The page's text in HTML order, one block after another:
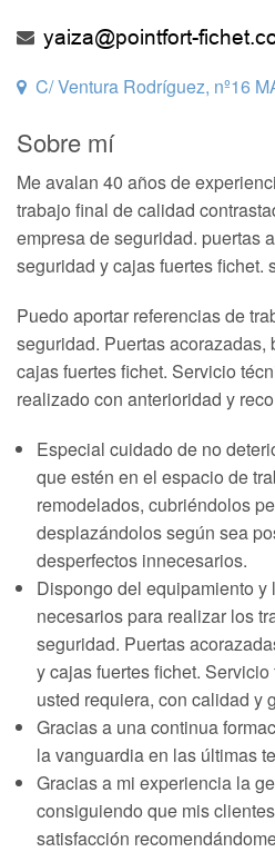
C/ Ventura Rodríguez, nº16
Sobre mí
Me avalan 40 años de
trabajo final de calidad
empresa de seguridad. puertas
seguridad y cajas fuertes fichet.
Puedo aportar referencias de
seguridad. Puertas
cajas fuertes fichet. Servicio
realizado con anterioridad y
Especial cuidado de no
que estén en el espacio de
remodelados, cubriéndolos
desplazándolos según sea
desperfectos innecesarios.
Dispongo del equipamiento y
necesarios para realizar los
seguridad. Puertas
y cajas fuertes fichet.
usted requiera, con calidad y
Gracias a una continua
la vanguardia en las últimas
Gracias a mi experiencia la
consiguiendo que mis
satisfacción